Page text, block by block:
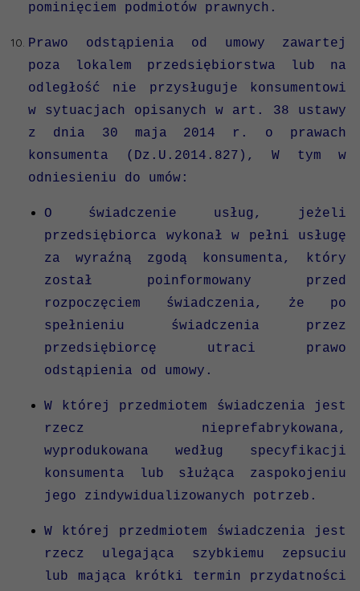
pominięciem podmiotów prawnych.
Prawo odstąpienia od umowy zawartej
poza lokalem przedsiębiorstwa lub na
odległość nie przysługuje konsumentowi
w sytuacjach opisanych w art. 38 ustawy
z dnia 30 maja 2014 r. o prawach
konsumenta (Dz.U.2014.827), W tym w
odniesieniu do umów:
O świadczenie usług, jeżeli
przedsiębiorca wykonał w pełni usługę
za wyraźną zgodą konsumenta, który
został poinformowany przed
rozpoczęciem świadczenia, że po
spełnieniu świadczenia przez
przedsiębiorcę utraci prawo
odstąpienia od umowy.
W której przedmiotem świadczenia jest
rzecz nieprefabrykowana,
wyprodukowana według specyfikacji
konsumenta lub służąca zaspokojeniu
jego zindywidualizowanych potrzeb.
W której przedmiotem świadczenia jest
rzecz ulegająca szybkiemu zepsuciu
lub mająca krótki termin przydatności